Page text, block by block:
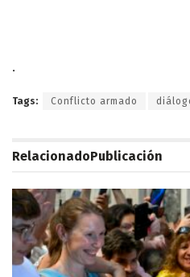
.
Tags: Conflicto armado
RelacionadoPublicación